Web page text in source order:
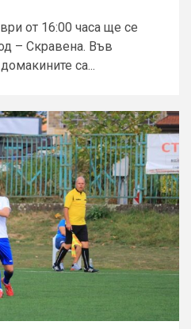
от 16:00 часа ще се
– Скравена. Във
са...